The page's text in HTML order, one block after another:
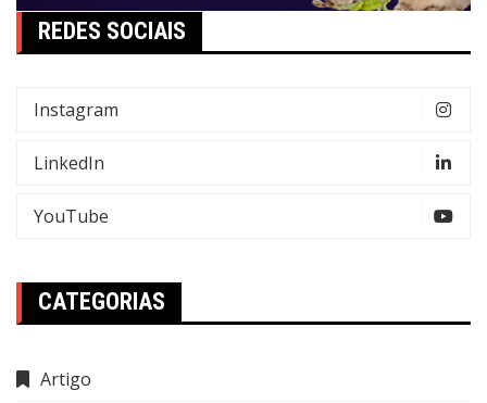
REDES SOCIAIS
Instagram
LinkedIn
YouTube
CATEGORIAS
Artigo